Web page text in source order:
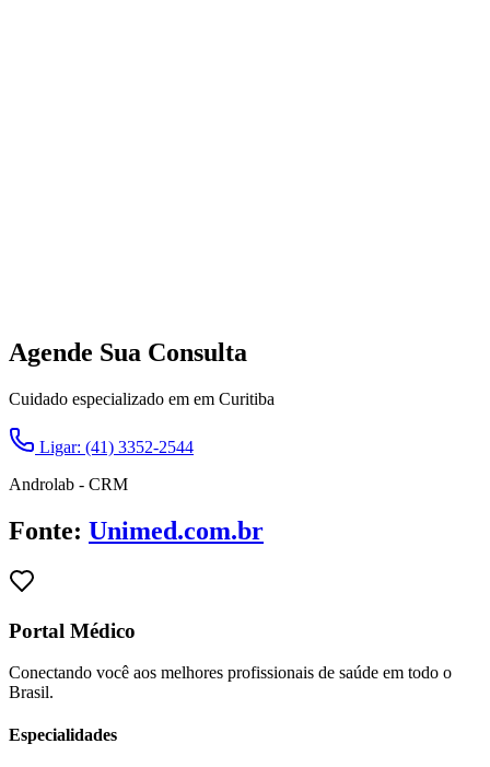
Agende Sua Consulta
Cuidado especializado em em Curitiba
Ligar: (41) 3352-2544
Androlab - CRM
Fonte: Unimed.com.br
Portal Médico
Conectando você aos melhores profissionais de saúde em todo o
Brasil.
Especialidades